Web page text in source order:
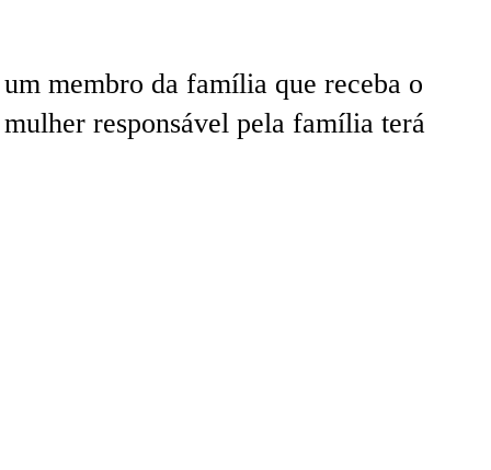
membro da família que receba o
responsável pela família terá